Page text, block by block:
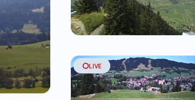
LIVE